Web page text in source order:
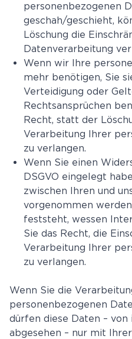
personenbezogenen
geschah/geschieht,
Löschung die
Datenverarbeitung
Wenn wir Ihre
mehr benötigen, Sie
Verteidigung oder
Rechtsansprüchen
Recht, statt der
Verarbeitung Ihrer
zu verlangen.
Wenn Sie einen
DSGVO eingelegt
zwischen Ihren und
vorgenommen
feststeht, wessen
Sie das Recht, die
Verarbeitung Ihrer
zu verlangen.
Wenn Sie die
personenbezogenen
dürfen diese Daten – von
abgesehen – nur mit